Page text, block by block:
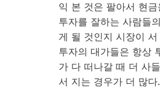
익 본 것은 팔아서 현
투자를 잘하는 사람들
게 될 것인지 시장이
투자의 대가들은 항상
가 다 떠나갈 때 더 사
서 지는 경우가 더 많다.